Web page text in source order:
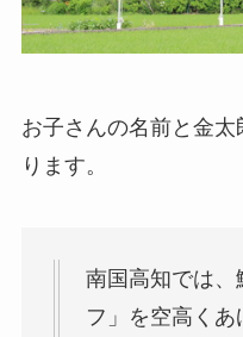
お子さんの名前と金
ります。
南国高知では、
フ」を空高く